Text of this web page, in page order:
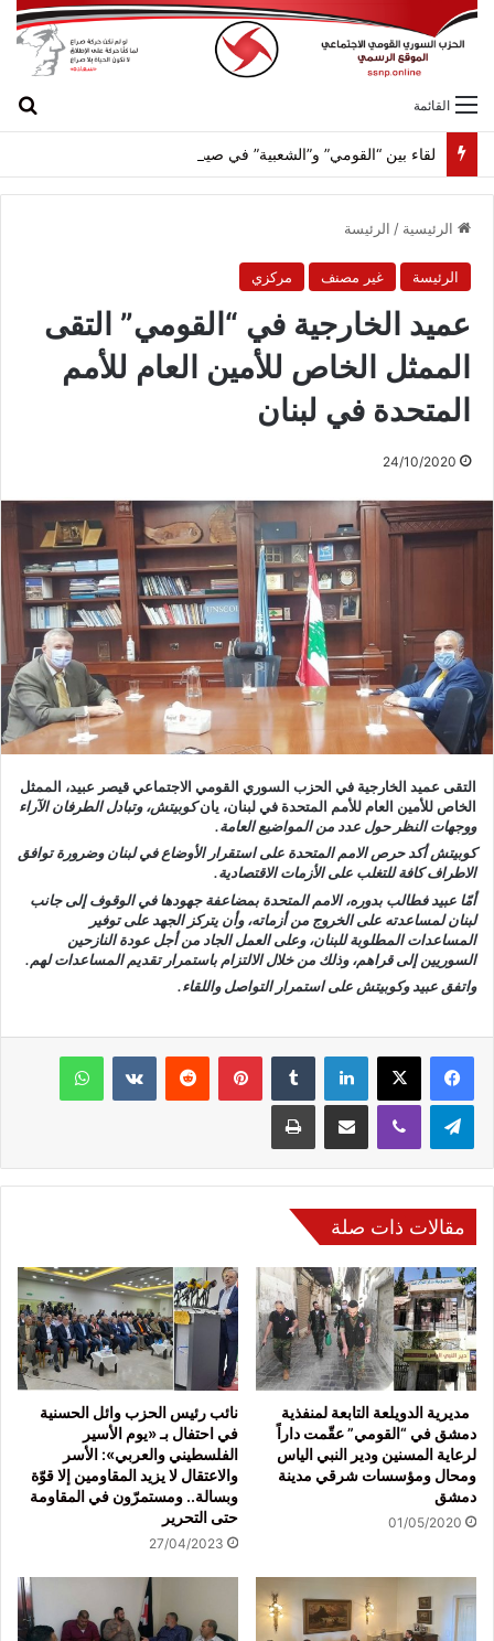
القائمة
الرئيسية / الرئيسة
الرئيسة غير مصنف مركزي
عميد الخارجية في “القومي” التقى
الممثل الخاص للأمين العام للأمم
المتحدة في لبنان
24/10/2020
التقى عميد الخارجية في الحزب السوري القومي الاجتماعي قيصر عبيد، الممثل
الخاص للأمين العام للأمم المتحدة في لبنان، يانكوبيتش،وتبادل الطرفان الآراء
ووجهات النظر حول عدد من المواضيع العامة.
كوبيتش أكد حرص الامم المتحدة على استقرار الأوضاع في لبنان وضرورة توافق
الاطراف كافة للتغلب على الأزمات الاقتصادية.
أمّا عبيد فطالب بدوره، الامم المتحدة بمضاعفة جهودها في الوقوف إلى جانب
لبنان لمساعدته على الخروج من أزماته، وأن يتركز الجهد على توفير
المساعدات المطلوبة للبنان، وعلى العمل الجاد من أجل عودة النازحين
السوريين إلى قراهم، وذلك من خلال الالتزام باستمرار تقديم المساعدات لهم.
واتفق عبيد وكوبيتش على استمرار التواصل واللقاء.
فيسبوك لينكدإن بينتيريست
مقالات ذات صلة
مديرية الدويلعة التابعة لمنفذية
دمشق في “القومي” عقّمت داراً
لرعاية المسنين ودير النبي الياس
ومحال ومؤسسات شرقي مدينة
دمشق
01/05/2020
نائب رئيس الحزب وائل الحسنية
في احتفال بـ «يوم الأسير
الفلسطيني والعربي»: الأسر
والاعتقال لا يزيد المقاومين إلا قوّة
وبسالة.. ومستمرّون في المقاومة
حتى التحرير
27/04/2023